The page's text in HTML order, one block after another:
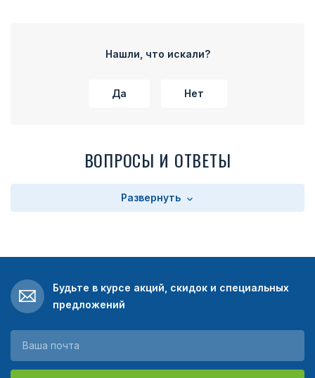
текстом. Текст зависит от выбора заказчика. Колодка
Нашли, что искали?
Да Нет
ВОПРОСЫ И ОТВЕТЫ
Развернуть
Будьте в курсе акций, скидок и специальных
предложений